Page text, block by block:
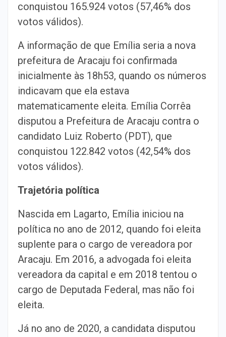
conquistou 165.924 votos (57,46% dos
votos válidos).
A informação de que Emília seria a nova
prefeitura de Aracaju foi confirmada
inicialmente às 18h53, quando os números
indicavam que ela estava
matematicamente eleita. Emília Corrêa
disputou a Prefeitura de Aracaju contra o
candidato Luiz Roberto (PDT), que
conquistou 122.842 votos (42,54% dos
votos válidos).
Trajetória política
Nascida em Lagarto, Emília iniciou na
política no ano de 2012, quando foi eleita
suplente para o cargo de vereadora por
Aracaju. Em 2016, a advogada foi eleita
vereadora da capital e em 2018 tentou o
cargo de Deputada Federal, mas não foi
eleita.
Já no ano de 2020, a candidata disputou